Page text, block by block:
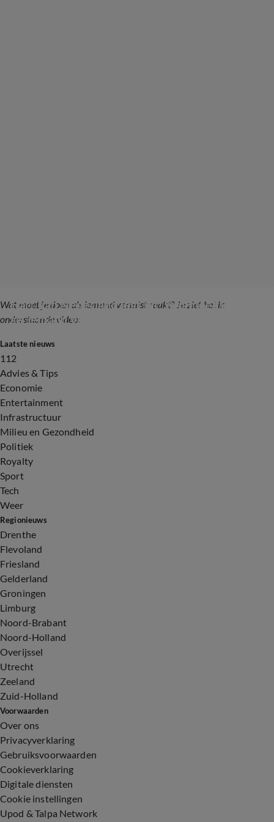
Wat moet je doen als iemand vermist raakt? Je ziet het in
onderstaande video:
2:01
Hart van Nederland legt uit: wat moet je doen
als iemand vermist raakt?
Laatste nieuws
112
Advies & Tips
Economie
Entertainment
Infrastructuur
Milieu en Gezondheid
Politiek
Royalty
Sport
Tech
Weer
Regionieuws
Drenthe
Flevoland
Friesland
Gelderland
Groningen
Limburg
Noord-Brabant
Noord-Holland
Overijssel
Utrecht
Zeeland
Zuid-Holland
Voorwaarden
Over ons
Privacyverklaring
Gebruiksvoorwaarden
Cookieverklaring
Digitale diensten
Cookie instellingen
Upod & Talpa Network